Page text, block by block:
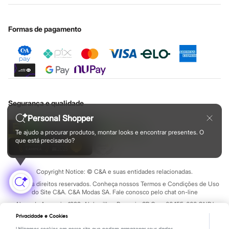
Rasteirinhas
Sapatilhas
Sapatos
Scarpin
Tamancos
Chinelos
Sandálias
Sapatênis
Sapatos
Tênis
Babuche
Botas
Chinelos
Pantufas
Sandálias
Sapatilhas
Tênis
Personal Shopper
Te ajudo a procurar produtos, montar looks e encontrar presentes. O
que está precisando?
Sobre o cartão presente
Central de ética
Formas de pagamento
Segurança e qualidade
Copyright Notice: © C&A e suas entidades relacionadas.
Todos os direitos reservados. Conheça nossos Termos e Condições de Uso
do Site C&A. C&A Modas SA. Fale conosco pelo chat on-line
Alameda Araguaia, 1222, Alphaville - Barueri - SP Cep: 06455-000 CNPJ
Privacidade e Cookies